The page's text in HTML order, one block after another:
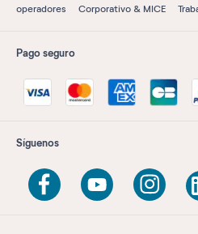
operadores
Corporativo & MICE
Pago seguro
Síguenos